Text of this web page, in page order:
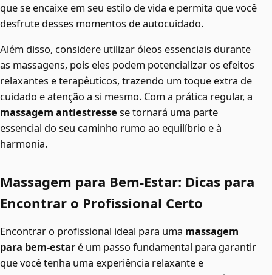
que se encaixe em seu estilo de vida e permita que você
desfrute desses momentos de autocuidado.
Além disso, considere utilizar óleos essenciais durante
as massagens, pois eles podem potencializar os efeitos
relaxantes e terapêuticos, trazendo um toque extra de
cuidado e atenção a si mesmo. Com a prática regular, a
massagem antiestresse se tornará uma parte
essencial do seu caminho rumo ao equilíbrio e à
harmonia.
Massagem para Bem-Estar: Dicas para
Encontrar o Profissional Certo
Encontrar o profissional ideal para uma massagem
para bem-estar é um passo fundamental para garantir
que você tenha uma experiência relaxante e